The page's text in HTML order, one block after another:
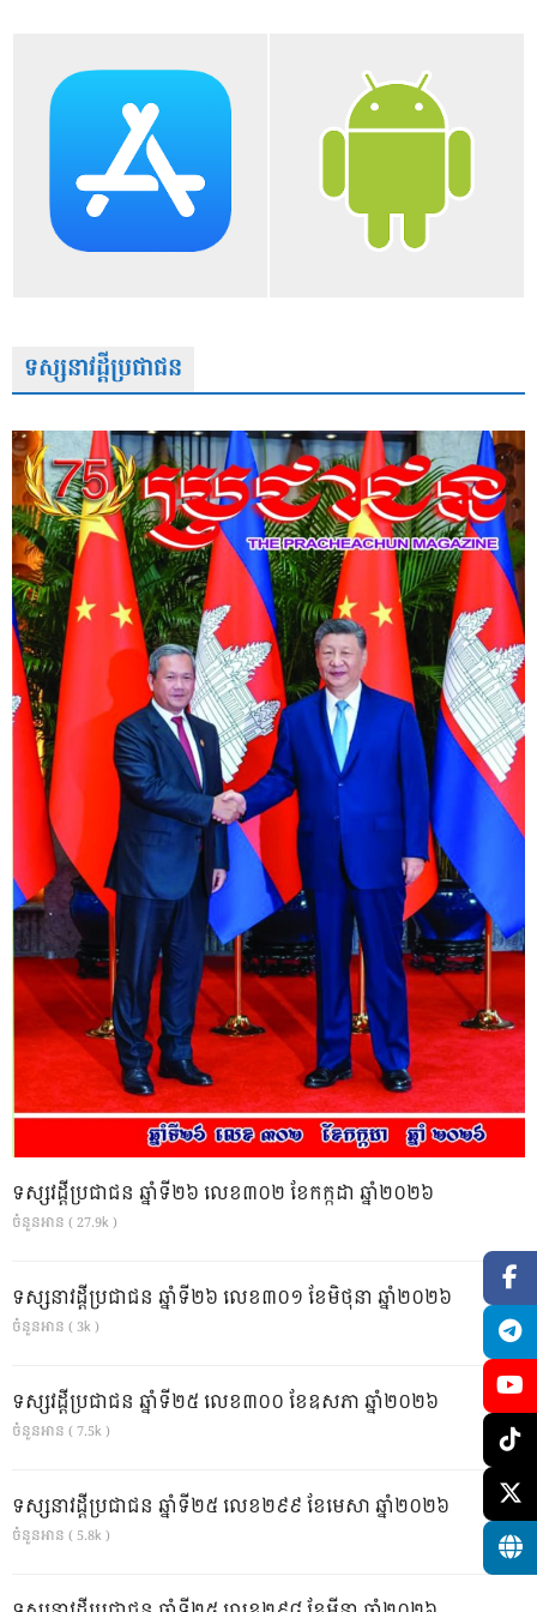
ទស្សនាវដ្តីប្រជាជន
ទស្សវដ្តីប្រជាជន ឆ្នាំទី២៦ លេខ៣០២ ខែកក្កដា ឆ្នាំ២០២៦
ចំនួនអាន ( 27.9k )
ទស្សនាវដ្ដីប្រជាជន ឆ្នាំទី២៦ លេខ៣០១ ខែមិថុនា ឆ្នាំ២០២៦
ចំនួនអាន ( 3k )
ទស្សវដ្តីប្រជាជន ឆ្នាំទី២៥ លេខ៣០០ ខែឧសភា ឆ្នាំ២០២៦
ចំនួនអាន ( 7.5k )
ទស្សនាវដ្ដីប្រជាជន ឆ្នាំទី២៥ លេខ២៩៩ ខែមេសា ឆ្នាំ២០២៦
ចំនួនអាន ( 5.8k )